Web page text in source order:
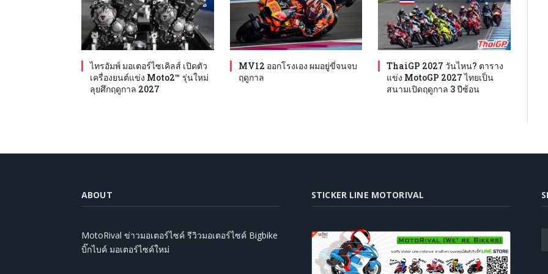
ไทรอัมพ์ มอเตอร์ไซเคิลส์ เปิดตัว
เครื่องยนต์แข่ง Moto2™ รุ่นใหม่
ลุยศึกฤดูกาล 2027
MV12 ออกโรงเอง ผมอยู่ขี่จนจบ
ฤดูกาล
ThaiGP 2027 วันไหน? ตาราง
แข่ง MotoGP 2027 ไทยเป็น
สนามเปิดฤดูกาล 3 ปีซ้อน
ABOUT
MotoRival ข่าวมอเตอร์ไซค์ รีวิวมอเตอร์ไซค์ Bigbike
บิ๊กไบค์ มอเตอร์ไซค์ใหม่
STICKER LINE MOTORIVAL